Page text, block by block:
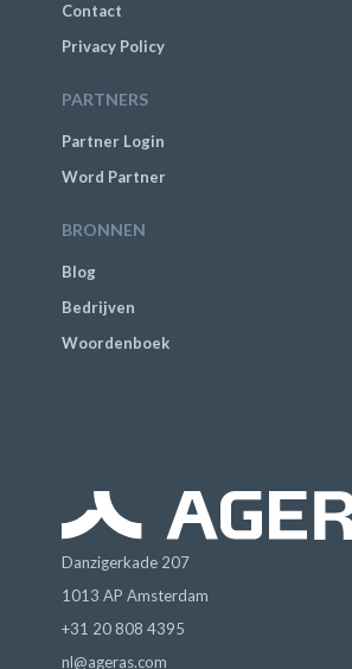
Contact
Privacy Policy
PARTNERS
Partner Login
Word Partner
BRONNEN
Blog
Bedrijven
Woordenboek
Danzigerkade 207
1013 AP Amsterdam
+31 20 808 4395
nl@ageras.com